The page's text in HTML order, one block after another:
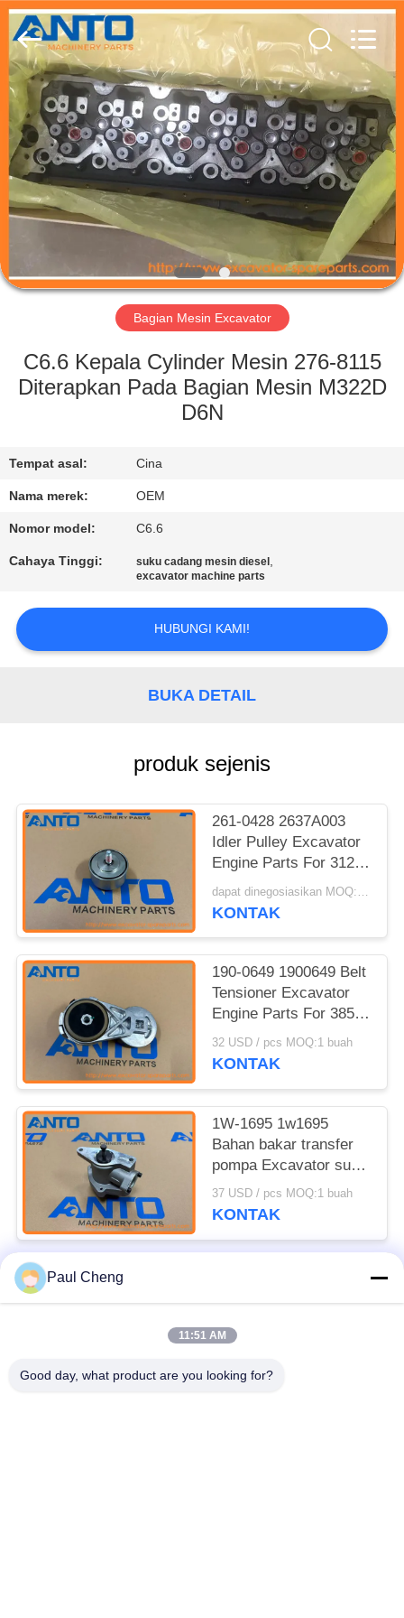
RUMAH
PRODUK
TENTANG
TUR
KONTROL
BLOG
SITEMAP
KEBIJAKAN
PRIVASI
Anto
Machinery
Parts
Co.,Ltd..
Rights
Reserved.
Bagian Mesin Excavator
C6.6 Kepala Cylinder Mesin 276-8115
Diterapkan Pada Bagian Mesin M322D
D6N
Tempat asal: Cina
Nama merek: OEM
Nomor model: C6.6
Cahaya Tinggi: suku cadang mesin diesel ,
excavator machine parts
HUBUNGI KAMI!
BUKA DETAIL
produk sejenis
261-0428 2637A003
Idler Pulley Excavator
Engine Parts For 312E
313D2 C4.4 3054C
C6.6
dapat dinegosiasikan MOQ:1 buah
KONTAK
190-0649 1900649 Belt
Tensioner Excavator
Engine Parts For 385B
3196 C-10 C-12 C18
C7 C9
32 USD / pcs MOQ:1 buah
KONTAK
1W-1695 1w1695
Bahan bakar transfer
pompa Excavator suku
cadang cocok untuk
3306 215D 219D 225D
37 USD / pcs MOQ:1 buah
KONTAK
Bad Request
Paul Cheng
11:51 AM
Good day, what product are you looking for?